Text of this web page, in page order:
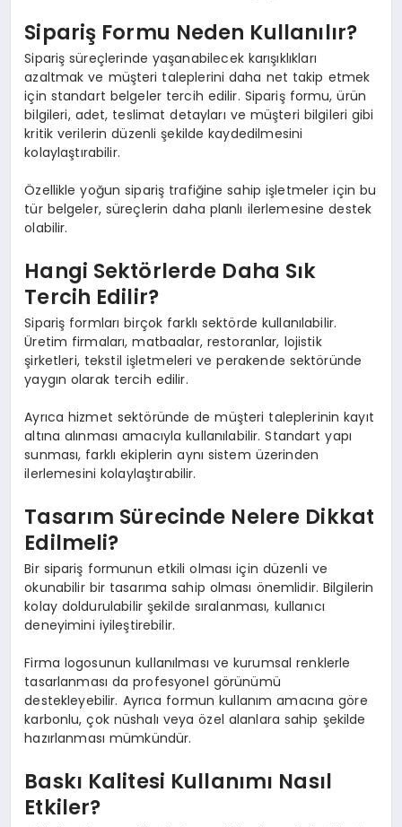
Sipariş Formu Neden Kullanılır?
Sipariş süreçlerinde yaşanabilecek karışıklıkları
azaltmak ve müşteri taleplerini daha net takip etmek
için standart belgeler tercih edilir. Sipariş formu, ürün
bilgileri, adet, teslimat detayları ve müşteri bilgileri gibi
kritik verilerin düzenli şekilde kaydedilmesini
kolaylaştırabilir.
Özellikle yoğun sipariş trafiğine sahip işletmeler için bu
tür belgeler, süreçlerin daha planlı ilerlemesine destek
olabilir.
Hangi Sektörlerde Daha Sık
Tercih Edilir?
Sipariş formları birçok farklı sektörde kullanılabilir.
Üretim firmaları, matbaalar, restoranlar, lojistik
şirketleri, tekstil işletmeleri ve perakende sektöründe
yaygın olarak tercih edilir.
Ayrıca hizmet sektöründe de müşteri taleplerinin kayıt
altına alınması amacıyla kullanılabilir. Standart yapı
sunması, farklı ekiplerin aynı sistem üzerinden
ilerlemesini kolaylaştırabilir.
Tasarım Sürecinde Nelere Dikkat
Edilmeli?
Bir sipariş formunun etkili olması için düzenli ve
okunabilir bir tasarıma sahip olması önemlidir. Bilgilerin
kolay doldurulabilir şekilde sıralanması, kullanıcı
deneyimini iyileştirebilir.
Firma logosunun kullanılması ve kurumsal renklerle
tasarlanması da profesyonel görünümü
destekleyebilir. Ayrıca formun kullanım amacına göre
karbonlu, çok nüshalı veya özel alanlara sahip şekilde
hazırlanması mümkündür.
Baskı Kalitesi Kullanımı Nasıl
Etkiler?